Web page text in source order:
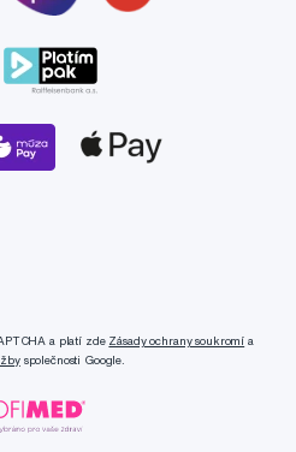
a platí zde Zásady ochrany soukromí a
společnosti Google.